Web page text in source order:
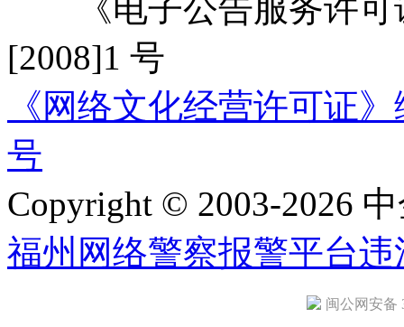
《电子公告服务许可
[2008]1 号
《网络文化经营许可证
号
Copyright © 2003-2026
福州网络警察报警平台违
闽公网安备